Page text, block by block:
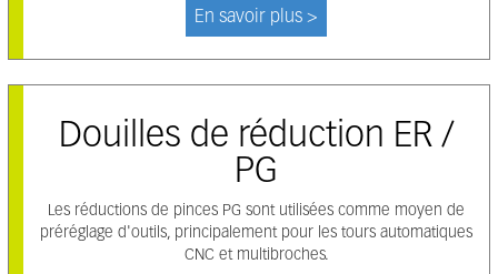
En savoir plus >
Douilles de réduction ER /
PG
Les réductions de pinces PG sont utilisées comme moyen de
préréglage d'outils, principalement pour les tours automatiques
CNC et multibroches.